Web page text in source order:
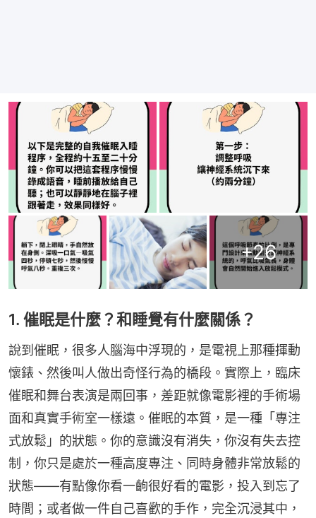
+26
1. 催眠是什麼？和睡覺有什麼關係？
說到催眠，很多人腦海中浮現的，是電視上那種揮動
懷錶、然後叫人做出奇怪行為的橋段。實際上，臨床
催眠和舞台表演是兩回事，差距就像電影裡的手術場
面和真實手術室一樣遠。催眠的本質，是一種「專注
式放鬆」的狀態。你的意識沒有消失，你沒有失去控
制，你只是處於一種高度專注、同時身體非常放鬆的
狀態——有點像你看一齣很好看的電影，投入到忘了
時間；或者做一件自己喜歡的手作，完全沉浸其中，